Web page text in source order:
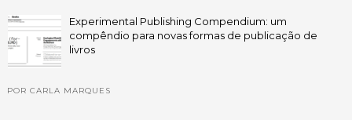
Experimental Publishing Compendium: um
compêndio para novas formas de publicação de
livros
POR CARLA MARQUES